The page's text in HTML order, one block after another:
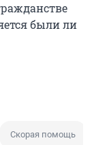
были ли
Скорая помощь